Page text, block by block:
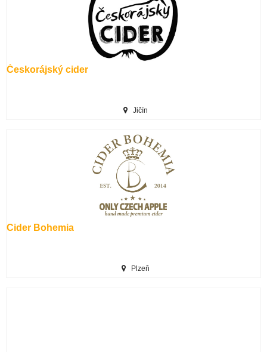
Českorájský cider
Jičín
Cider Bohemia
Plzeň